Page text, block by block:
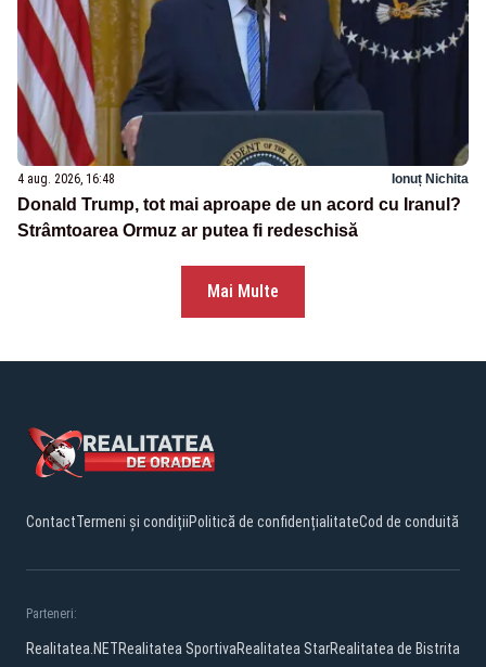
4 aug. 2026, 16:48 Ionuț Nichita
Donald Trump, tot mai aproape de un acord cu Iranul?
Strâmtoarea Ormuz ar putea fi redeschisă
Mai Multe
ContactTermeni și condițiiPolitică de confidențialitateCod de conduită
Parteneri:
Realitatea.NETRealitatea SportivaRealitatea StarRealitatea de Bistrita